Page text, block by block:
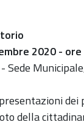
2020 - ore
Sede
dei
della